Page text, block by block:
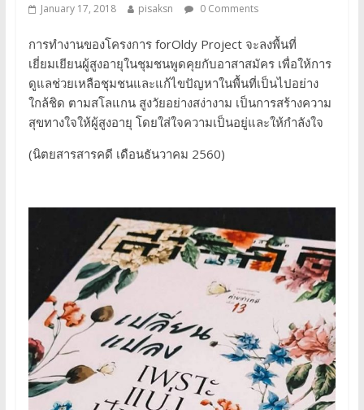
January 17, 2018 pisaksn 0 Comments
การทำงานของโครงการ forOldy Project จะลงพื้นที่
เยี่ยมเยียนผู้สูงอายุในชุมชนพูดคุยกับอาสาสมัคร เพื่อให้การ
ดูแลช่วยเหลือชุมชนและแก้ไขปัญหาในพื้นที่เป็นไปอย่าง
ใกล้ชิด ตามสโลแกน สูงวัยอย่างสง่างาม เป็นการสร้างความ
สุขทางใจให้ผู้สูงอายุ โดยใส่ใจความเป็นอยู่และให้กำลังใจ
(นิตยสารสารคดี เดือนธันวาคม 2560)